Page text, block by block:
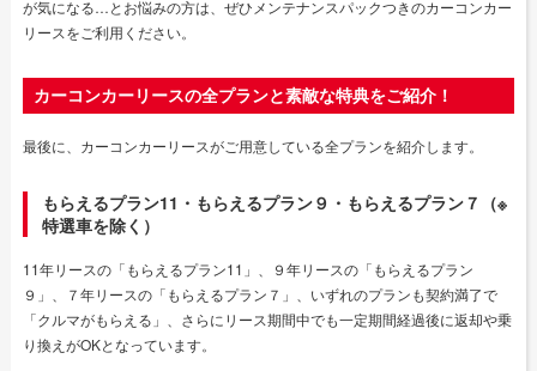
が気になる…とお悩みの方は、ぜひメンテナンスパックつきのカーコンカー
リースをご利用ください。
カーコンカーリースの全プランと素敵な特典をご紹介！
最後に、カーコンカーリースがご用意している全プランを紹介します。
もらえるプラン11・もらえるプラン９・もらえるプラン７（※
特選車を除く）
11年リースの「もらえるプラン11」、９年リースの「もらえるプラン
９」、７年リースの「もらえるプラン７」、いずれのプランも契約満了で
「クルマがもらえる」、さらにリース期間中でも一定期間経過後に返却や乗
り換えがOKとなっています。